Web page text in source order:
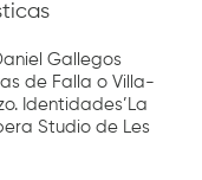
Gallegos
de Falla o Villa-
Identidades’La
Studio de Les